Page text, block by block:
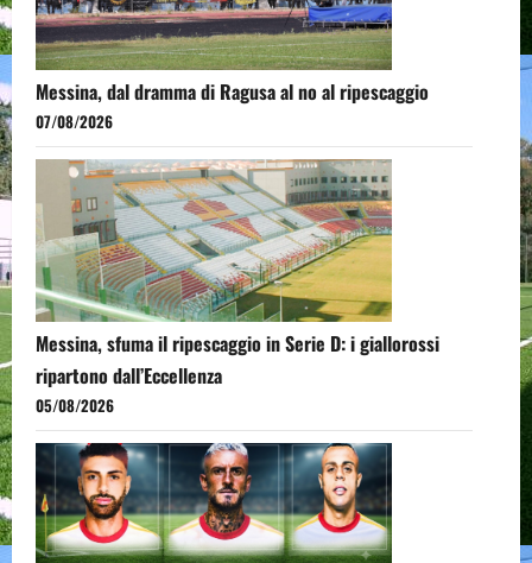
Messina, dal dramma di Ragusa al no al ripescaggio
07/08/2026
Messina, sfuma il ripescaggio in Serie D: i giallorossi
ripartono dall’Eccellenza
05/08/2026